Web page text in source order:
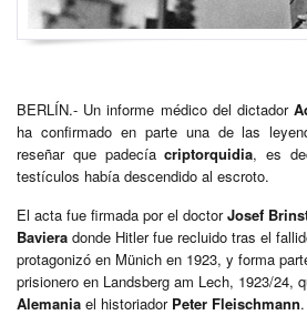
BERLÍN.- Un informe médico del dictador
ha confirmado en parte una de las
reseñar que padecíacriptorquidia, es
testículos había descendido al escroto.
El acta fue firmada por el doctorJosef
Baviera donde Hitler fue recluido tras el
protagonizó en Münich en 1923, y forma
prisionero en Landsberg am Lech, 1923/24,
Alemania el historiador Peter Fleischmann.